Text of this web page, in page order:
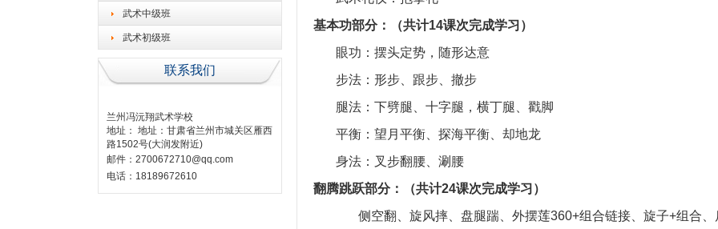
武术中级班
武术初级班
联系我们
兰州冯沅翔武术学校
地址： 地址：甘肃省兰州市城关区雁西
路1502号(大润发附近)
邮件：2700672710@qq.com
电话：18189672610
基本功部分：（共计14课次完成学习）
眼功：摆头定势，随形达意
步法：形步、跟步、撤步
腿法：下劈腿、十字腿，横丁腿、戳脚
平衡：望月平衡、探海平衡、却地龙
身法：叉步翻腰、涮腰
翻腾跳跃部分：（共计24课次完成学习）
侧空翻、旋风摔、盘腿踹、外摆莲360+组合链接、旋子+组合、